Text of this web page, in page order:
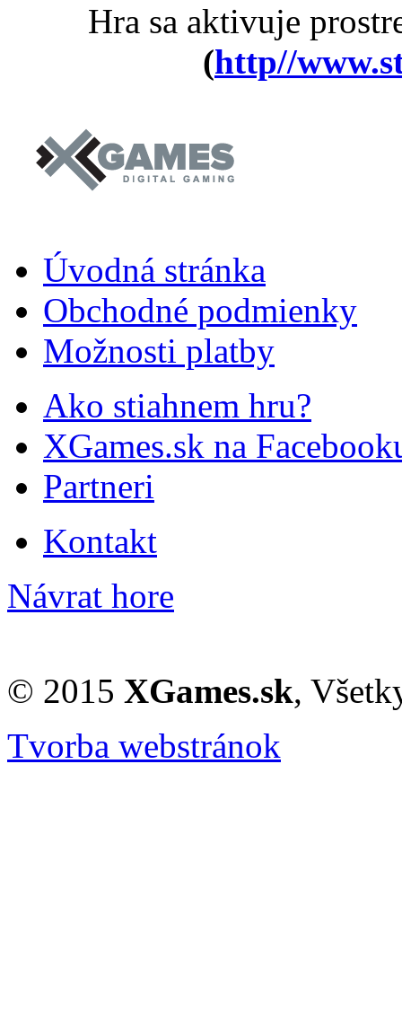
Hra sa aktivuje
(http//
Úvodná stránka
Obchodné podmienky
Možnosti platby
Ako stiahnem hru?
XGames.sk na
Partneri
Kontakt
Návrat hore
© 2015 XGames.sk,
Tvorba webstránok